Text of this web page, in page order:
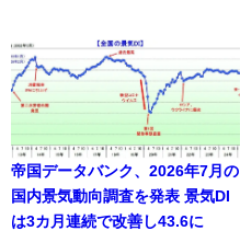
帝国データバンク、2026年7月の
国内景気動向調査を発表 景気DI
は3カ月連続で改善し43.6に